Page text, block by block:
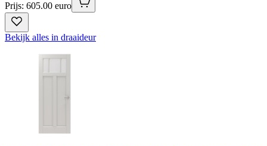
Prijs: 605.00 euro
Bekijk alles in draaideur